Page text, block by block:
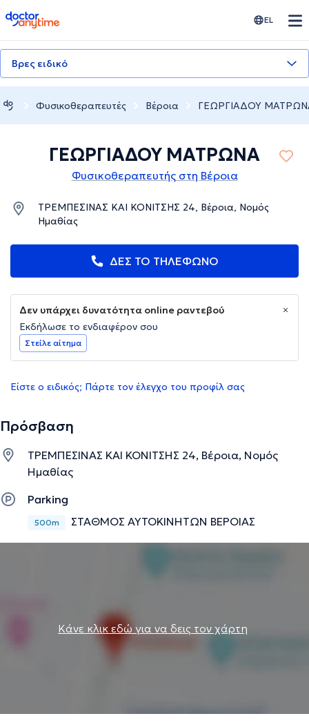
doctoranytime EL
Βρες ειδικό
Φυσικοθεραπευτές Βέροια ΓΕΩΡΓΙΑΔΟΥ
ΓΕΩΡΓΙΑΔΟΥ ΜΑΤΡΩΝΑ
Φυσικοθεραπευτής στη Βέροια
ΤΡΕΜΠΕΣΙΝΑΣ ΚΑΙ ΚΟΝΙΤΣΗΣ 24, Βέροια, Νομός
Ημαθίας
ΔΕΣ ΤΟ ΤΗΛΕΦΩΝΟ
Δεν υπάρχει δυνατότητα online ραντεβού
Εκδήλωσε το ενδιαφέρον σου
Στείλε αίτημα
Είστε ο ειδικός; Πάρτε τον έλεγχο του προφίλ σας
Πρόσβαση
ΤΡΕΜΠΕΣΙΝΑΣ ΚΑΙ ΚΟΝΙΤΣΗΣ 24, Βέροια, Νομός
Ημαθίας
Parking
500m ΣΤΑΘΜΟΣ ΑΥΤΟΚΙΝΗΤΩΝ ΒΕΡΟΙΑΣ
Κάνε κλικ εδώ για να δεις τον χάρτη